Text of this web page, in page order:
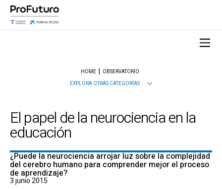
HOME
OBSERVATORIO
EXPLORA OTRAS CATEGORÍAS
El papel de la neurociencia en la
educación
¿Puede la neurociencia arrojar luz sobre la complejidad
del cerebro humano para comprender mejor el proceso
de aprendizaje?
3 junio 2015